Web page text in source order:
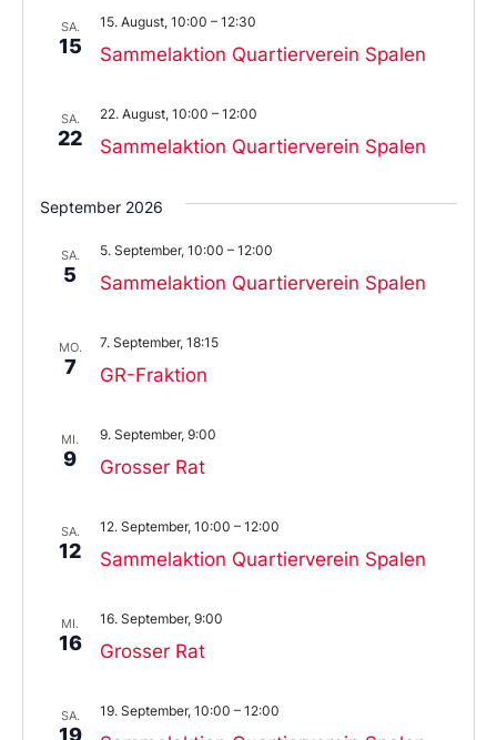
aus.
SA.
15 Sammelaktion Quartierverein Spalen
15. August, 10:00 – 12:30
SA.
22 Sammelaktion Quartierverein Spalen
22. August, 10:00 – 12:00
September 2026
SA.
5 Sammelaktion Quartierverein Spalen
5. September, 10:00 – 12:00
MO.
7 GR-Fraktion
7. September, 18:15
MI.
9 Grosser Rat
9. September, 9:00
SA.
12 Sammelaktion Quartierverein Spalen
12. September, 10:00 – 12:00
MI.
16 Grosser Rat
16. September, 9:00
SA.
19
19. September, 10:00 – 12:00